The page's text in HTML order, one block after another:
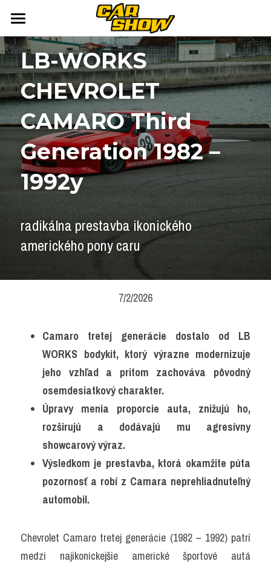
DOMOV
AUTONEWS
AUKCIE
ARCHÍV
NEWSLETTER
KONTAKT
ŠPORT
ČLÁNKY
KALENDÁR
Přihlášení/ Registrace účtu
Vyhledávání
LB-WORKS
CHEVROLET
CAMARO Third
Generation 1982 –
1992y
radikálna prestavba ikonického
amerického pony caru
7/2/2026
Camaro tretej generácie dostalo od LB
WORKS bodykit, ktorý výrazne modernizuje
jeho vzhľad a pritom zachováva pôvodný
osemdesiatkový charakter.
Úpravy menia proporcie auta, znižujú ho,
rozširujú a dodávajú mu agresívny
showcarový výraz.
Výsledkom je prestavba, ktorá okamžite púta
pozornosť a robí z Camara neprehliadnuteľný
automobil.
Chevrolet Camaro tretej generácie (1982 – 1992) patrí
medzi najikonickejšie americké športové autá